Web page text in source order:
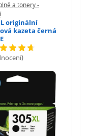
a tonery -
originální
kazeta černá